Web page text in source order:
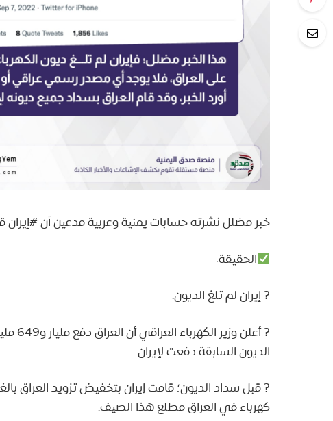
خبر مضلل نشرته حسابات يمنية وعربية مدعين أن #إيران
الحقيقة:
? إيران لم تلغ الديون.
?
الديون السابقة دفعت لإيران.
? قبل سداد الديون؛ قامت إيران بتخفيض تزويد العراق
كهرباء في العراق مطلع هذا الصيف.